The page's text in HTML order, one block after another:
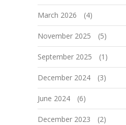
March 2026 (4)
November 2025 (5)
September 2025 (1)
December 2024 (3)
June 2024 (6)
December 2023 (2)